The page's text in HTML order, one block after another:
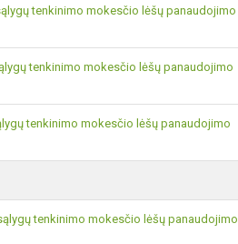
tenkinimo mokesčio lėšų panaudojimo
tenkinimo mokesčio lėšų panaudojimo
tenkinimo mokesčio lėšų panaudojimo
tenkinimo mokesčio lėšų panaudojimo